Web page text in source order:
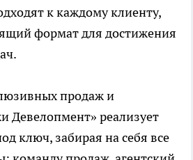
к каждому клиенту,
формат для достижения
продаж и
Девелопмент» реализует
ключ, забирая на себя все